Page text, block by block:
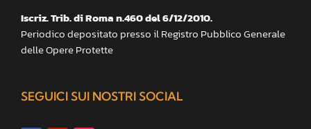
Iscriz. Trib. di Roma n.460 del 6/12/2010.
Periodico depositato presso il Registro Pubblico Generale
delle Opere Protette
SEGUICI SUI NOSTRI SOCIAL